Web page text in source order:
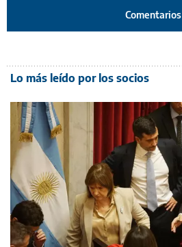
Comentarios
Lo más leído por los socios